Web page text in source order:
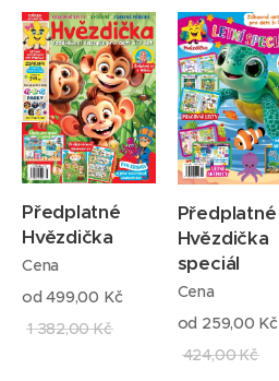
Předplatné
Hvězdička
Cena
od499,00 Kč
1 382,00Kč
Předplatné
Hvězdička
speciál
Cena
od 259,00 Kč
424,00Kč